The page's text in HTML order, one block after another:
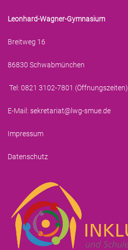
Leonhard-Wagner-Gymnasium
Breitweg 16
86830 Schwabmünchen
Tel: 0821 3102-7801 (Öffnungszeiten)
E-Mail: sekretariat@lwg-smue.de
Impressum
Datenschutz